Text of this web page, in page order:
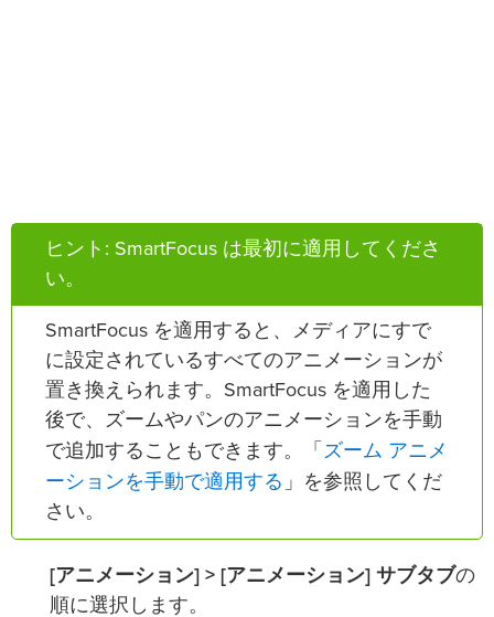
ヒント: SmartFocus は最初に適用してくださ
い。
SmartFocus を適用すると、メディアにすで
に設定されているすべてのアニメーションが
置き換えられます。SmartFocus を適用した
後で、ズームやパンのアニメーションを手動
で追加することもできます。「 ズーム アニメ
ーションを手動で適用する 」を参照してくだ
さい。
[アニメーション] > [アニメーション] サブタブの
順に選択します。